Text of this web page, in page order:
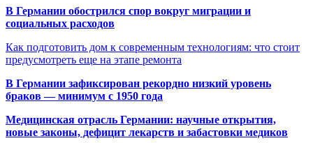
В Германии обострился спор вокруг миграции и
социальных расходов
Как подготовить дом к современным технологиям: что стоит
предусмотреть еще на этапе ремонта
В Германии зафиксирован рекордно низкий уровень
браков — минимум с 1950 года
Медицинская отрасль Германии: научные открытия,
новые законы, дефицит лекарств и забастовки медиков